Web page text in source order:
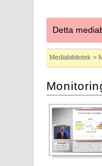
Detta
Mediabibliotek >